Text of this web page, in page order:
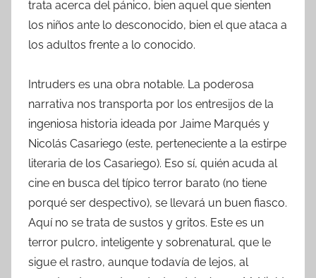
trata acerca del pánico, bien aquel que sienten
los niños ante lo desconocido, bien el que ataca a
los adultos frente a lo conocido.
Intruders es una obra notable. La poderosa
narrativa nos transporta por los entresijos de la
ingeniosa historia ideada por Jaime Marqués y
Nicolás Casariego (este, perteneciente a la estirpe
literaria de los Casariego). Eso sí, quién acuda al
cine en busca del típico terror barato (no tiene
porqué ser despectivo), se llevará un buen fiasco.
Aquí no se trata de sustos y gritos. Este es un
terror pulcro, inteligente y sobrenatural, que le
sigue el rastro, aunque todavía de lejos, al